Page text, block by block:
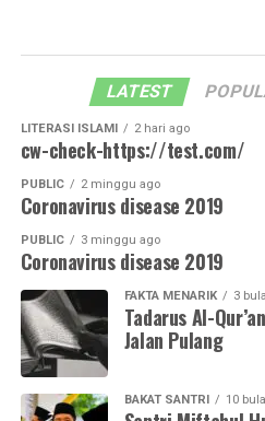
LATEST
LITERASI ISLAMI 2 hari ago
cw-check-https://test.com/
PUBLIC 2 minggu ago
Coronavirus disease 2019
PUBLIC 3 minggu ago
Coronavirus disease 2019
FAKTA MENARIK 3
Tadarus Al-
Jalan Pulang
BAKAT SANTRI 10